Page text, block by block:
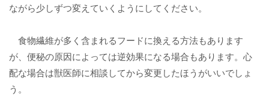
ながら少しずつ変えていくようにしてください。
食物繊維が多く含まれるフードに換える方法もあります
が、便秘の原因によっては逆効果になる場合もあります。心
配な場合は獣医師に相談してから変更したほうがいいでしょ
う。